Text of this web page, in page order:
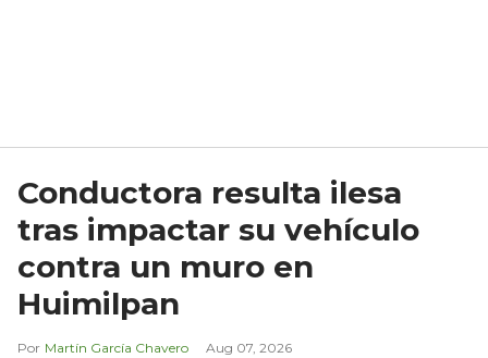
Conductora resulta ilesa
tras impactar su vehículo
contra un muro en
Huimilpan
Martín García Chavero Aug 07, 2026